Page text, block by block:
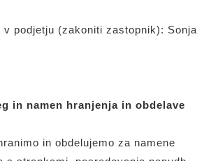
v podjetju (zakoniti zastopnik): Sonja
in namen hranjenja in obdelave
in obdelujemo za namene